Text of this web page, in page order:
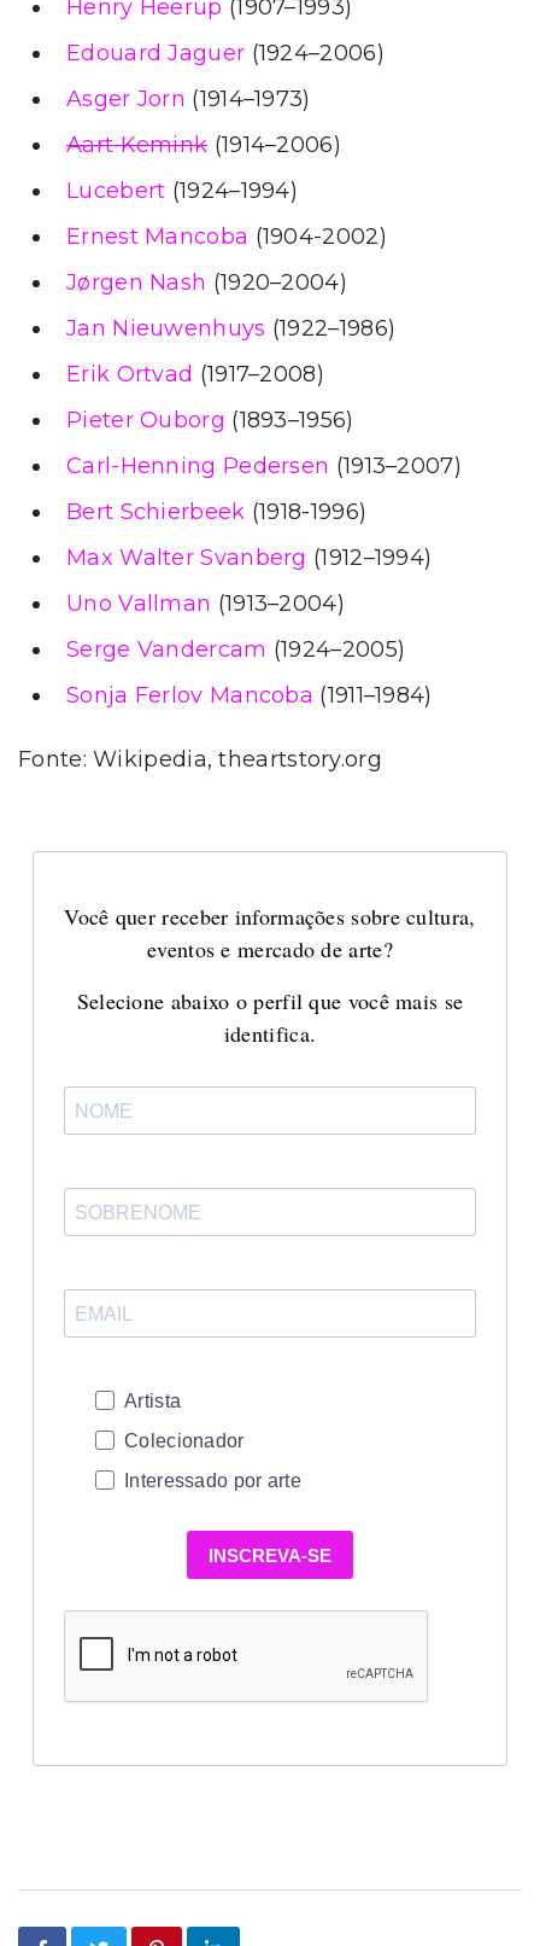
Henry Heerup (1907–1993)
Edouard Jaguer (1924–2006)
Asger Jorn (1914–1973)
Aart Kemink(1914–2006)
Lucebert (1924–1994)
Ernest Mancoba (1904-2002)
Jørgen Nash (1920–2004)
Jan Nieuwenhuys (1922–1986)
Erik Ortvad (1917–2008)
Pieter Ouborg (1893–1956)
Carl-Henning Pedersen (1913–2007)
Bert Schierbeek (1918-1996)
Max Walter Svanberg (1912–1994)
Uno Vallman (1913–2004)
Serge Vandercam (1924–2005)
Sonja Ferlov Mancoba (1911–1984)
Fonte: Wikipedia, theartstory.org
Você quer receber informações sobre cultura,
eventos e mercado de arte?
Selecione abaixo o perfil que você mais se
identifica.
Artista
Colecionador
Interessado por arte
INSCREVA-SE